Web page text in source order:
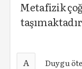
Metafizik
A Duygu